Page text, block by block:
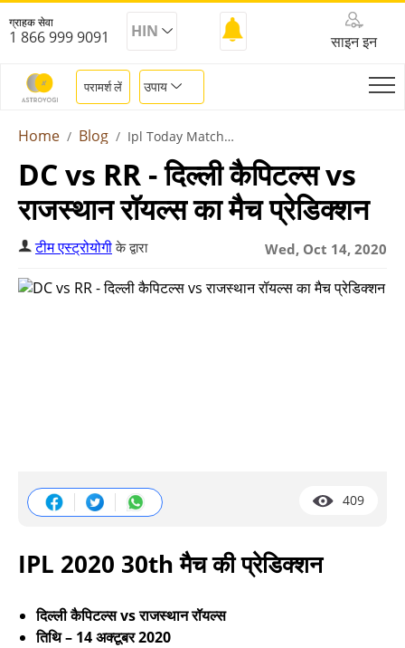
ग्राहक सेवा
1 866 999 9091 HIN
साइन इन
परामर्श लें उपाय
Home Blog Ipl Today Match Prediction Dc Vs Rr
DC vs RR - दिल्ली कैपिटल्स vs
राजस्थान रॉयल्स का मैच प्रेडिक्शन
Wed, Oct 14, 2020
टीम एस्ट्रोयोगीके द्वारा
409
IPL 2020 30th मैच की प्रेडिक्शन
दिल्ली कैपिटल्स vs राजस्थान रॉयल्स
तिथि – 14 अक्टूबर 2020